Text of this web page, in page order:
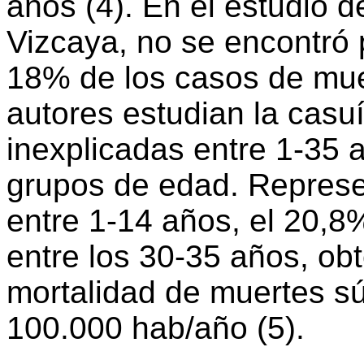
Vizcaya, no se
18% de los casos de
autores estudian la
inexplicadas entre 1-35
grupos de edad.
entre 1-14 años, el
entre los 30-35 años,
mortalidad de muertes
100.000 hab/año (5).